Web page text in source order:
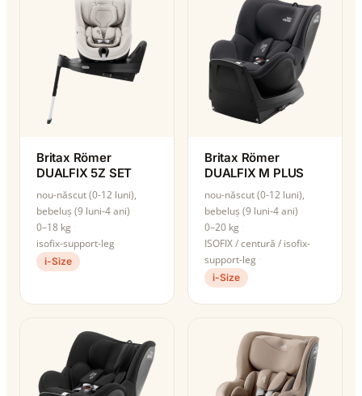
Britax Römer
DUALFIX 5Z SET
nou-născut (0-12 luni),
bebeluș (9 luni-4 ani)
0–18 kg
isofix-support-leg
i-Size
Britax Römer
DUALFIX M PLUS
nou-născut (0-12 luni),
bebeluș (9 luni-4 ani)
0–20 kg
ISOFIX / centură / isofix-
support-leg
i-Size